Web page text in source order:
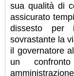
sua qualità di
assicurato
dissesto per
sovrastante la
il governatore
un